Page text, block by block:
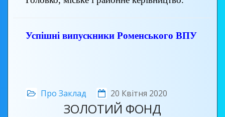
Успішні випускники Роменського ВПУ
Про Заклад 20 Квітня 2020
ЗОЛОТИЙ ФОНД